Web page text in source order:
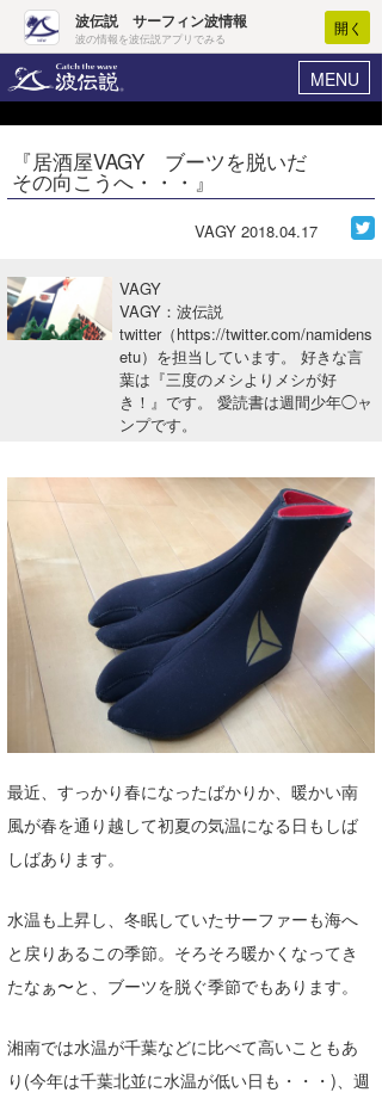
波伝説 サーフィン波情報
波の情報を波伝説アプリでみる
開く
MENU
ヘルプ マイホーム
ログイン
波情報･概況
WAVE HUNTER波予想ツール
会員メニュー
今月のプレゼント
『居酒屋VAGY ブーツを脱いだ
その向こうへ・・・』
VAGY 2018.04.17
VAGY
VAGY：波伝説
twitter（https://twitter.com/namidens
etu）を担当しています。 好きな言
葉は『三度のメシよりメシが好
き！』です。 愛読書は週間少年◯ャ
ンプです。
最近、すっかり春になったばかりか、暖かい南
風が春を通り越して初夏の気温になる日もしば
しばあります。
水温も上昇し、冬眠していたサーファーも海へ
と戻りあるこの季節。そろそろ暖かくなってき
たなぁ〜と、ブーツを脱ぐ季節でもあります。
湘南では水温が千葉などに比べて高いこともあ
り(今年は千葉北並に水温が低い日も・・・)、週
Core Surf Japan
アート＆エンタメ
ショップ情報
湘南
千葉北
千葉南
大阪
四国
沖縄
ウラナミ
お知らせ
その他
ルール＆How to
サーファーズ
ライター/寄稿メディア
Core Surf Japan